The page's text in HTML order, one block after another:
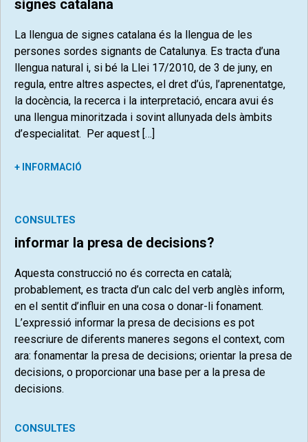
signes catalana
La llengua de signes catalana és la llengua de les
persones sordes signants de Catalunya. Es tracta d’una
llengua natural i, si bé la Llei 17/2010, de 3 de juny, en
regula, entre altres aspectes, el dret d’ús, l’aprenentatge,
la docència, la recerca i la interpretació, encara avui és
una llengua minoritzada i sovint allunyada dels àmbits
d’especialitat. Per aquest […]
+ INFORMACIÓ
CONSULTES
informar la presa de decisions?
Aquesta construcció no és correcta en català;
probablement, es tracta d’un calc del verb anglès inform,
en el sentit d’influir en una cosa o donar-li fonament.
L’expressió informar la presa de decisions es pot
reescriure de diferents maneres segons el context, com
ara: fonamentar la presa de decisions; orientar la presa de
decisions, o proporcionar una base per a la presa de
decisions.
CONSULTES